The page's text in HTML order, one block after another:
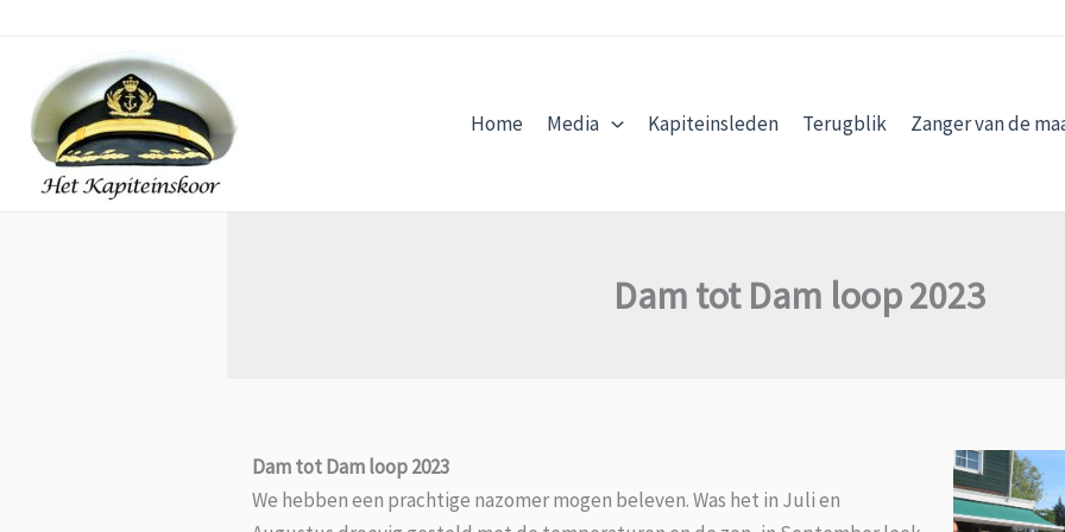
inhoud
Home Media Kapiteinsleden Terugblik Zanger van de
Dam tot Dam loop 2023
Dam tot Dam loop 2023
We hebben een prachtige nazomer mogen beleven. Was het in Juli en